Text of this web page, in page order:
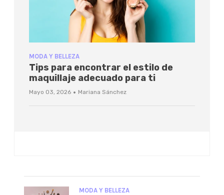
MODA Y BELLEZA
Tips para encontrar el estilo de
maquillaje adecuado para ti
Mayo 03, 2026 · Mariana Sánchez
MODA Y BELLEZA